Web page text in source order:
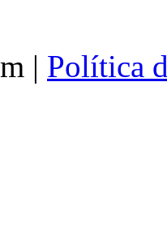
| Política